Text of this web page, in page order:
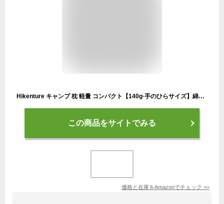
Hikenture キャンプ 枕 軽量 コンパクト【140g·手のひらサイズ】綿100％カバー 防滑処理 キャンプ まくら エアーピロー アウトドア 枕 キャンプ用枕 エアピロー 空気枕 エアー枕 携帯枕 コットン 収納袋付き 車中泊 ツーリング
この商品をサイトでみる
価格と在庫をAmazonでチェック >>